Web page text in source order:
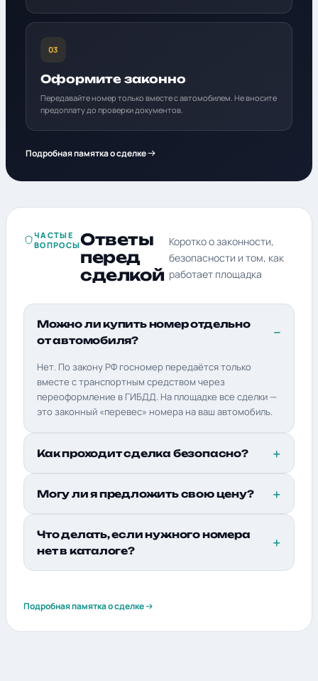
03
Оформите законно
Передавайте номер только вместе с автомобилем. Не вносите
предоплату до проверки документов.
Подробная памятка о сделке
ЧАСТЫЕ
ВОПРОСЫОтветы
перед
сделкой
Коротко о законности,
безопасности и том, как
работает площадка
Можно ли купить номер отдельно
от автомобиля?
Нет. По закону РФ госномер передаётся только
вместе с транспортным средством через
переоформление в ГИБДД. На площадке все сделки —
это законный «перевес» номера на ваш автомобиль.
Как проходит сделка безопасно?
Могу ли я предложить свою цену?
Что делать, если нужного номера
нет в каталоге?
Подробная памятка о сделке